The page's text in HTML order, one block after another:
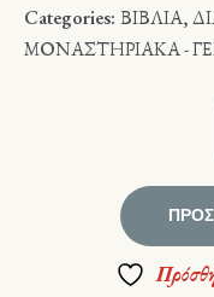
Categories: ΒΙΒΛΙΑ,
ΜΟΝΑΣΤΗΡΙΑΚΑ -